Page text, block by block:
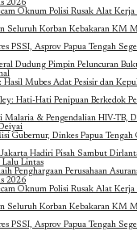
2026
Oknum Polisi Rusak Alat
Seluruh Korban Kebakaran KM
PSSI, Asprov Papua Tengah
Dudung Pimpin Peluncuran
Hasil Mubes Adat Pesisir dan
Hati-Hati Penipuan Berkedok
Malaria & Pengendalian HIV-TB,
Gubernur, Dinkes Papua Tengah
Hadiri Pisah Sambut
Lalu Lintas
Penghargaan Perusahaan
2026
Oknum Polisi Rusak Alat
Seluruh Korban Kebakaran KM
PSSI, Asprov Papua Tengah